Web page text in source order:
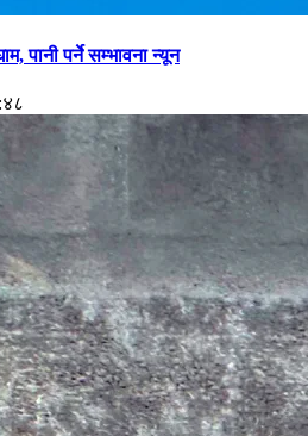
पानी पर्ने सम्भावना न्यून